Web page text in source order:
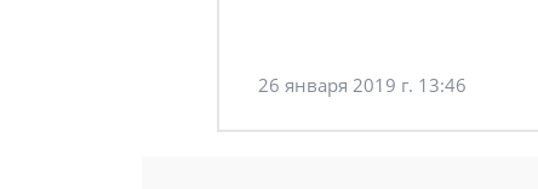
26 января 2019 г. 13:46